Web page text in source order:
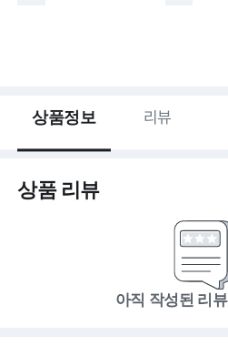
상품정보 리뷰
상품 리뷰
아직 작성된 리